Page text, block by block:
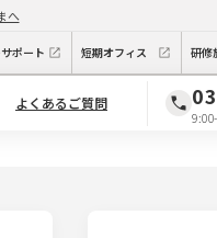
へ
ポート 短期オフィス 研修
よくあるご質問